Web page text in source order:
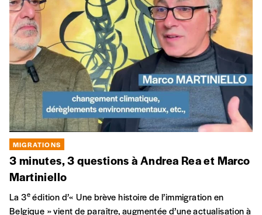
La vie c’est comme un arbre
Après avoir fait rire aux larmes plus de 50.000 spectateurs
pendant plus de 4 ans en Belgique, la troupe des Voyageurs
Sans Bagage, est de retour avec la reprise de cette belle
histoire à succès.
ME 27 JUL Château du Karreveld | 1080 Molenbeek
MIGRATIONS
Présences tunisiennes en Belgique
L’Espace Magh accueille une rencontre autour du livre de
notre collègue journaliste Nathalie Caprioli (Imag) et du